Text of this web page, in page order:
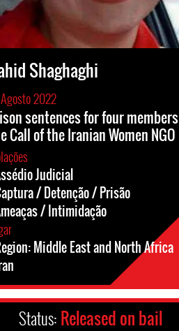
Shaghaghi
2022
sentences for four
Call of the Iranian Women NGO
Judicial
/ Detenção / Prisão
/ Intimidação
Middle East and North Africa
Status: Released on bail